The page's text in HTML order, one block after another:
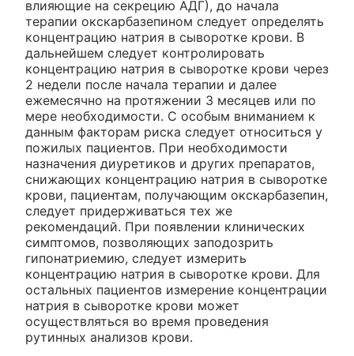
влияющие на секрецию АДГ), до начала
терапии окскарбазепином следует определять
концентрацию натрия в сыворотке крови. В
дальнейшем следует контролировать
концентрацию натрия в сыворотке крови через
2 недели после начала терапии и далее
ежемесячно на протяжении 3 месяцев или по
мере необходимости. С особым вниманием к
данным факторам риска следует относиться у
пожилых пациентов. При необходимости
назначения диуретиков и других препаратов,
снижающих концентрацию натрия в сыворотке
крови, пациентам, получающим окскарбазепин,
следует придерживаться тех же
рекомендаций. При появлении клинических
симптомов, позволяющих заподозрить
гипонатриемию, следует измерить
концентрацию натрия в сыворотке крови. Для
остальных пациентов измерение концентрации
натрия в сыворотке крови может
осуществляться во время проведения
рутинных анализов крови.